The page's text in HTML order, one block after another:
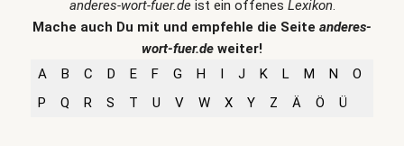
anderes-wort-fuer.deist ein offenes Lexikon.
Mache auch Du mit und empfehle die Seite anderes-
wort-fuer.de weiter!
A
B C D E F G H I J K L M N
O
P
Q R S T U V W X Y Z Ä Ö Ü